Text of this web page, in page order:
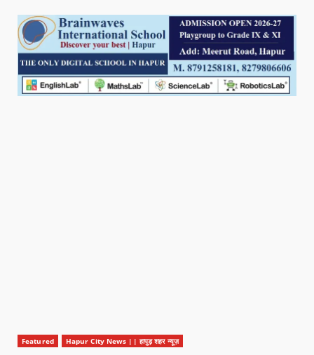
Featured Hapur City News || हापुड़ शहर न्यूज़